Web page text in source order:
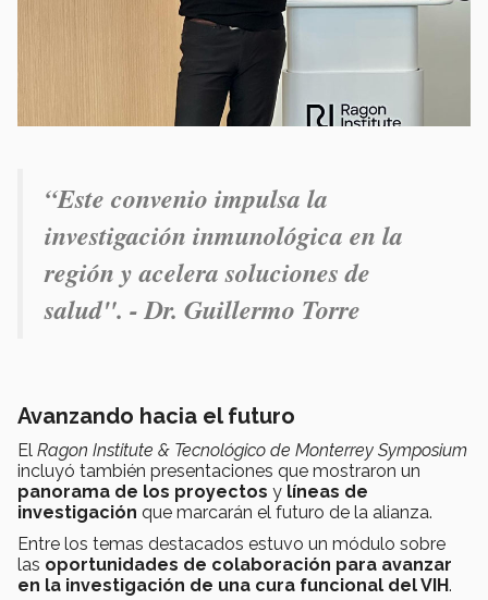
“Este convenio impulsa la
investigación inmunológica en la
región y acelera soluciones de
salud". - Dr. Guillermo Torre
Avanzando hacia el futuro
El Ragon Institute & Tecnológico de Monterrey Symposium
incluyó también presentaciones que mostraron un
panorama de los proyectos y líneas de
investigación que marcarán el futuro de la alianza.
Entre los temas destacados estuvo un módulo sobre
las oportunidades de colaboración para avanzar
en la investigación de una cura funcional del VIH.